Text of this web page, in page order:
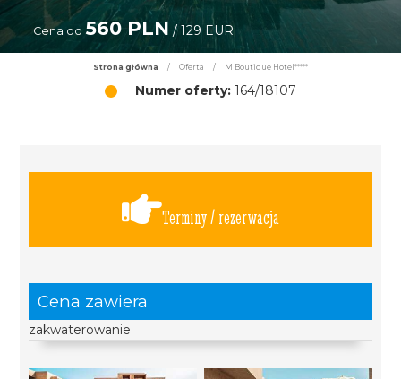
Cena od 560 PLN / 129 EUR
Strona główna / Oferta / M Boutique Hotel*****
Numer oferty: 164/18107
Terminy / rezerwacja
Cena zawiera
zakwaterowanie